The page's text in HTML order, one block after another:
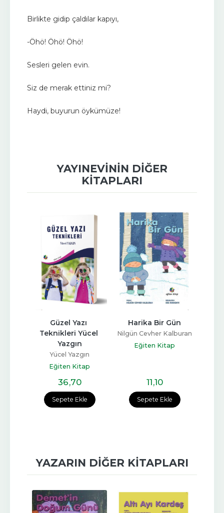
Birlikte gidip çaldılar kapıyı,
-Öhö! Öhö! Öhö!
Sesleri gelen evin.
Siz de merak ettiniz mi?
Haydi, buyurun öykümüze!
YAYINEVININ DIĞER
KITAPLARI
Sepete Ekle
Güzel Yazı
Teknikleri Yücel
Yazgın
Yücel Yazgın
Eğiten Kitap
36,70
Sepete Ekle
Harika Bir Gün
Nilgün Cevher Kalburan
Eğiten Kitap
11,10
YAZARIN DIĞER KITAPLARI